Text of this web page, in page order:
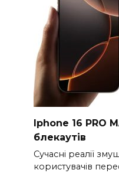
Iphone 16 PRO
блекаутів
Сучасні реалії
користувачів